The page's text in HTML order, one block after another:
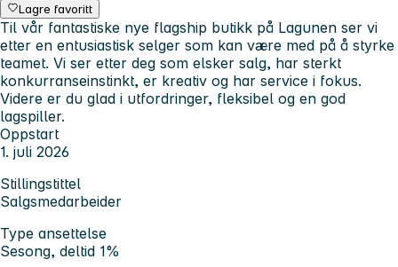
Lagre favoritt
Til vår fantastiske nye flagship butikk på Lagunen ser vi
etter en entusiastisk selger som kan være med på å styrke
teamet. Vi ser etter deg som elsker salg, har sterkt
konkurranseinstinkt, er kreativ og har service i fokus.
Videre er du glad i utfordringer, fleksibel og en god
lagspiller.
Oppstart
1. juli 2026
Stillingstittel
Salgsmedarbeider
Type ansettelse
Sesong, deltid 1%